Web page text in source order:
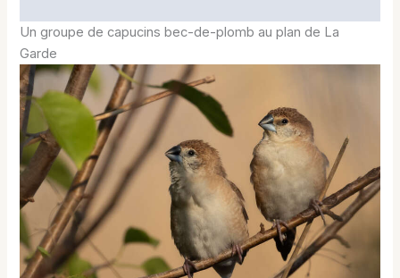
Un groupe de capucins bec-de-plomb au plan de La
Garde